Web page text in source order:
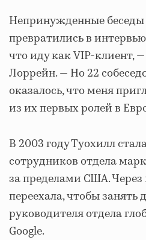
Непринужденные беседы
превратились в
что иду как VIP-клиент,
Лоррейн. — Но 22
оказалось, что меня
из их первых ролей в
В 2003 году Туохилл
сотрудников отдела
за пределами США. Через
переехала, чтобы занять
руководителя отдела
Google.